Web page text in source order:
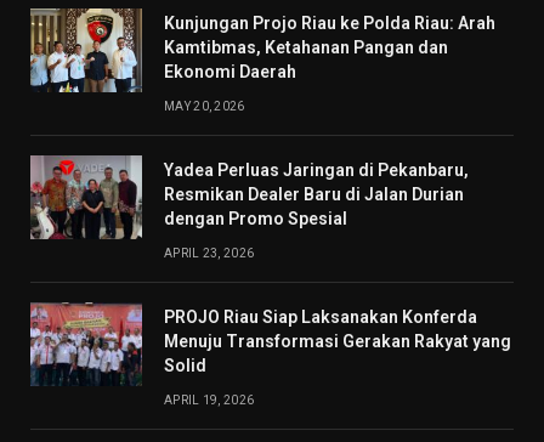
Kunjungan Projo Riau ke Polda Riau: Arah
Kamtibmas, Ketahanan Pangan dan
Ekonomi Daerah
MAY 20, 2026
Yadea Perluas Jaringan di Pekanbaru,
Resmikan Dealer Baru di Jalan Durian
dengan Promo Spesial
APRIL 23, 2026
PROJO Riau Siap Laksanakan Konferda
Menuju Transformasi Gerakan Rakyat yang
Solid
APRIL 19, 2026